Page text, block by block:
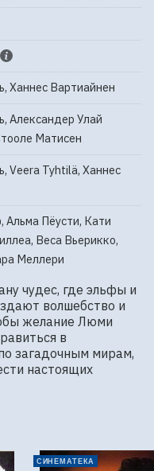
Ханнес Вартиайнен
Александер Улай
Матисен
Veera Tyhtilä, Ханнес
Пёусти, Кати
Веса Вьерикко,
Меллери
чудес, где эльфы и
волшебство и
желание Люми
в
загадочным мирам,
настоящих
СИНЕМАТЕКА